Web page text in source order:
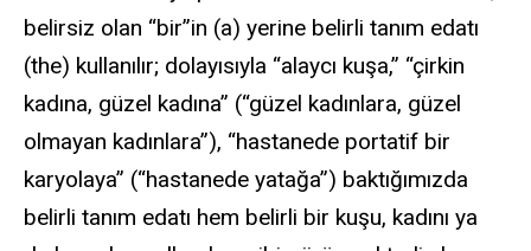
belirsiz olan “bir”in (a) yerine belirli tanım edatı
(the) kullanılır; dolayısıyla “alaycı kuşa,” “çirkin
kadına, güzel kadına” (“güzel kadınlara, güzel
olmayan kadınlara”), “hastanede portatif bir
karyolaya” (“hastanede yatağa”) baktığımızda
belirli tanım edatı hem belirli bir kuşu, kadını ya